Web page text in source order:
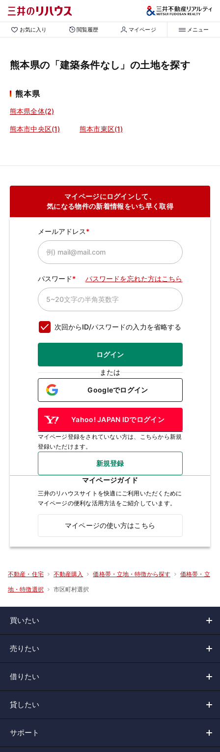
お気に入り 閲覧履歴 マイページ メニュー
熊本県の「建築条件なし」の土地を探す
熊本県
熊本県全体(2)
熊本市中央区(1) 熊本市東区(1)
マイページにログインして、
気になる物件の新着情報をいち早く取得
メールアドレス
パスワード パスワードを忘れた方はこちら
次回からID/パスワードの入力を省略する
ログイン
または
Googleでログイン
Yahoo! JAPAN IDでログイン
マイページ登録をされていない方は、こちらから新規
登録いただけます。
新規登録
マイページガイド
三井のリハウスサイトを快適にご利用いただくために
マイページの便利な活用方法をご紹介しています。
マイページの使い方はこちら
不動産・住宅 不動産購入 価格帯・立地・特徴から探す 価格帯・立
地・特徴選択 市区町村選択
買いたい
売りたい
借りたい
貸したい
サポート